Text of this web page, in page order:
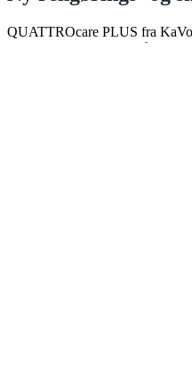
QUATTROcare PLUS fra
roterende instrumenter på blot